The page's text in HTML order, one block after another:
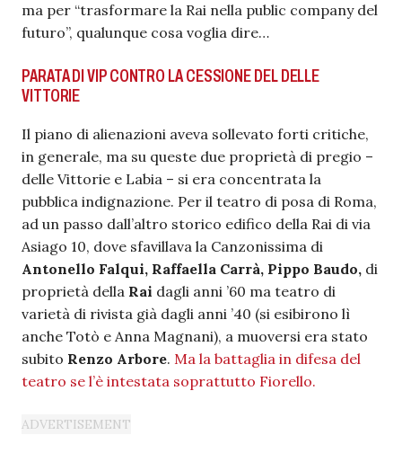
ma per “trasformare la Rai nella public company del
futuro”, qualunque cosa voglia dire…
PARATA DI VIP CONTRO LA CESSIONE DEL DELLE
VITTORIE
Il piano di alienazioni aveva sollevato forti critiche,
in generale, ma su queste due proprietà di pregio –
delle Vittorie e Labia – si era concentrata la
pubblica indignazione. Per il teatro di posa di Roma,
ad un passo dall’altro storico edifico della Rai di via
Asiago 10, dove sfavillava la Canzonissima di
Antonello Falqui, Raffaella Carrà, Pippo Baudo, di
proprietà della Rai dagli anni ’60 ma teatro di
varietà di rivista già dagli anni ’40 (si esibirono lì
anche Totò e Anna Magnani), a muoversi era stato
subito Renzo Arbore. Ma la battaglia in difesa del
teatro se l’è intestata soprattutto Fiorello.